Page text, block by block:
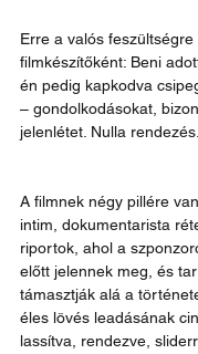
Erre a valós
filmkészítőként: Beni
én pedig kapkodva
– gondolkodásokat,
jelenlétet. Nulla
A filmnek négy pillére
intim, dokumentarista
riportok, ahol a
előtt jelennek meg, és
támasztják alá a
éles lövés leadásának
lassítva, rendezve,